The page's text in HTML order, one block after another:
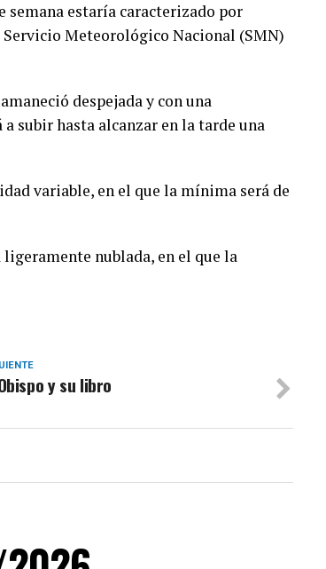
semana estaría caracterizado por
Meteorológico Nacional (SMN)
despejada y con una
subir hasta alcanzar en la tarde una
variable, en el que la mínima será de
nublada, en el que la
y su libro